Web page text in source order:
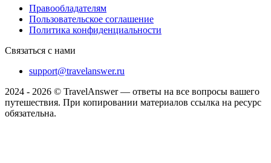
Правообладателям
Пользовательское соглашение
Политика конфиденциальности
Связаться с нами
support@travelanswer.ru
2024 - 2026 © TravelAnswer — ответы на все вопросы вашего
путешествия. При копировании материалов ссылка на ресурс
обязательна.